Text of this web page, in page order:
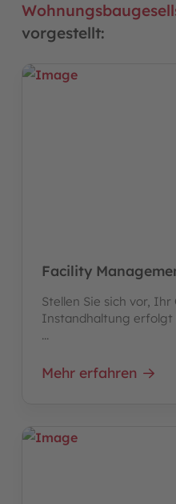
vorgestellt:
Facility
Stellen Sie sich vor,
Instandhaltung erfolgt
...
Mehr erfahren